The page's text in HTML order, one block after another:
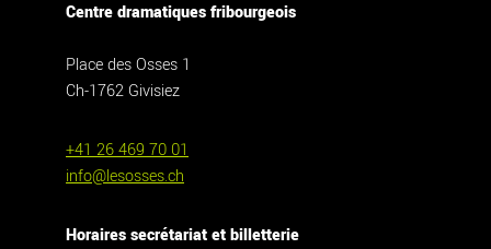
Centre dramatiques fribourgeois
Place des Osses 1
Ch-1762 Givisiez
+41 26 469 70 01
info@lesosses.ch
Horaires secrétariat et billetterie